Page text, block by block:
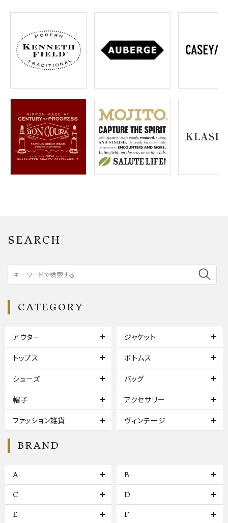
SEARCH
CATEGORY
アウター ジャケット
トップス ボトムス
シューズ バッグ
帽子 アクセサリー
ファッション雑貨 ヴィンテージ
BRAND
A B
C D
E F